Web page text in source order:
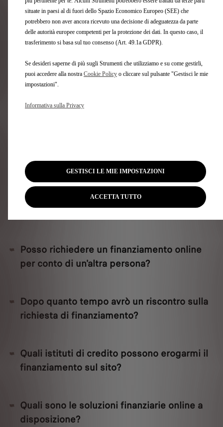
Come funziona il codice promozionale?
Posso annullare l'acquisto?
Come funziona il diritto di recesso?
finanziamento?
Quali documenti servono per richiedere un
finanziamento?
Posso richiedere un finanziamento online
per conto di un'altra persona?
Dopo quanto tempo avrò un riscontro sulla
richiesta di finanziamento?
Quali istituti di credito possono erogarmi il
finanziamento sul sito?
Quali sono le soluzioni finanziarie online a
disposizione?
situate in paesi al di fuori dello Spazio Economico Europeo (SEE) che
potrebbero non aver ancora ricevuto una decisione di adeguatezza da parte
delle autorità europee competenti per la protezione dei dati. In questo caso, il
trasferimento si basa sul tuo consenso (Art. 49.1a GDPR).
Se desideri saperne di più sugli Strumenti che utilizziamo e su come gestirli,
puoi accedere alla nostra Cookie Policy o cliccare sul pulsante "Gestisci le mie
impostazioni".
Informativa sulla Privacy
GESTISCI LE MIE IMPOSTAZIONI
ACCETTA TUTTO